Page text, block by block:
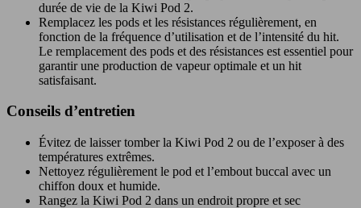
durée de vie de la Kiwi Pod 2.
Remplacez les pods et les résistances régulièrement, en
fonction de la fréquence d’utilisation et de l’intensité du hit.
Le remplacement des pods et des résistances est essentiel pour
garantir une production de vapeur optimale et un hit
satisfaisant.
Conseils d’entretien
Évitez de laisser tomber la Kiwi Pod 2 ou de l’exposer à des
températures extrêmes.
Nettoyez régulièrement le pod et l’embout buccal avec un
chiffon doux et humide.
Rangez la Kiwi Pod 2 dans un endroit propre et sec